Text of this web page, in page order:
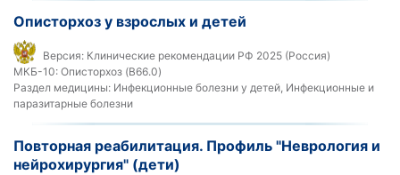
Описторхоз у взрослых и детей
Версия: Клинические рекомендации РФ 2025 (Россия)
МКБ-10: Описторхоз (B66.0)
Раздел медицины: Инфекционные болезни у детей, Инфекционные и
паразитарные болезни
Повторная реабилитация. Профиль "Неврология и
нейрохирургия" (дети)